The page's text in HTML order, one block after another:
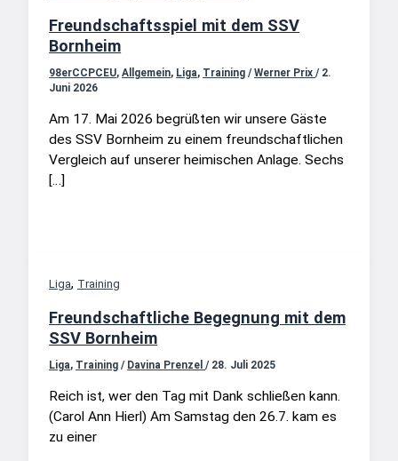
Freundschaftsspiel mit dem SSV
Bornheim
98erCCPCEU,Allgemein, Liga, Training /Werner Prix/ 2.
Juni 2026
Am 17. Mai 2026 begrüßten wir unsere Gäste
des SSV Bornheim zu einem freundschaftlichen
Vergleich auf unserer heimischen Anlage. Sechs
[…]
Liga, Training
Freundschaftliche Begegnung mit dem
SSV Bornheim
Liga, Training / Davina Prenzel/ 28. Juli 2025
Reich ist, wer den Tag mit Dank schließen kann.
(Carol Ann Hierl) Am Samstag den 26.7. kam es
zu einer